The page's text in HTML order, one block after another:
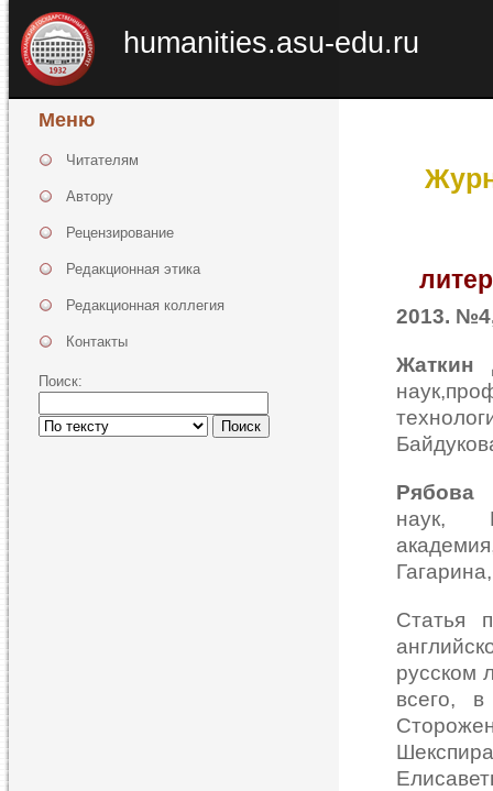
humanities.asu-edu.ru
Меню
Читателям
Автору
Рецензирование
Редакционная этика
Редакционная коллегия
Контакты
Поиск:
Поиск
2013.
Жаткин
Рябова
наук,
Статья
русском
всего,